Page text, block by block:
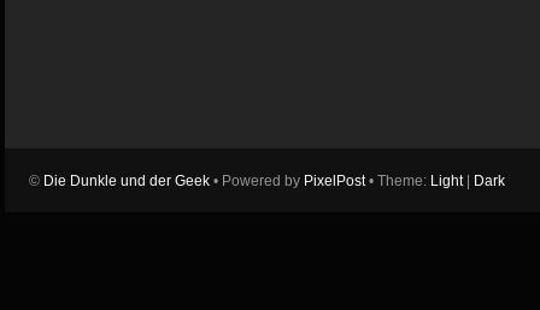
© Die Dunkle und der Geek • Powered by PixelPost• Theme: Light| Dark